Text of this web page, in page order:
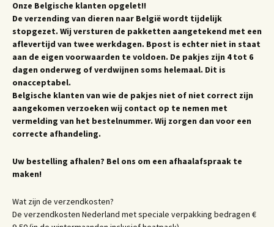
Onze Belgische klanten opgelet!!
De verzending van dieren naar België wordt tijdelijk
stopgezet. Wij versturen de pakketten aangetekend met een
aflevertijd van twee werkdagen. Bpost is echter niet in staat
aan de eigen voorwaarden te voldoen. De pakjes zijn 4 tot 6
dagen onderweg of verdwijnen soms helemaal. Dit is
onacceptabel.
Belgische klanten van wie de pakjes niet of niet correct zijn
aangekomen verzoeken wij contact op te nemen met
vermelding van het bestelnummer. Wij zorgen dan voor een
correcte afhandeling.
Uw bestelling afhalen? Bel ons om een afhaalafspraak te
maken!
Wat zijn de verzendkosten?
De verzendkosten Nederland met speciale verpakking bedragen €